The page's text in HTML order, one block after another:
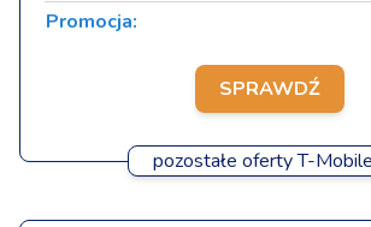
Promocja:
SPRAWDŹ
pozostałe oferty T-